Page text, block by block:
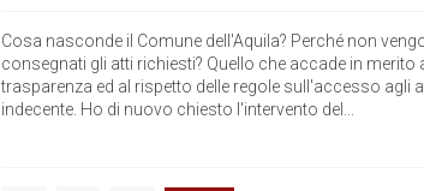
Cosa nasconde il Comune dell'Aquila? Perché non
consegnati gli atti richiesti? Quello che accade in merito
trasparenza ed al rispetto delle regole sull'accesso agli
indecente. Ho di nuovo chiesto l'intervento del...